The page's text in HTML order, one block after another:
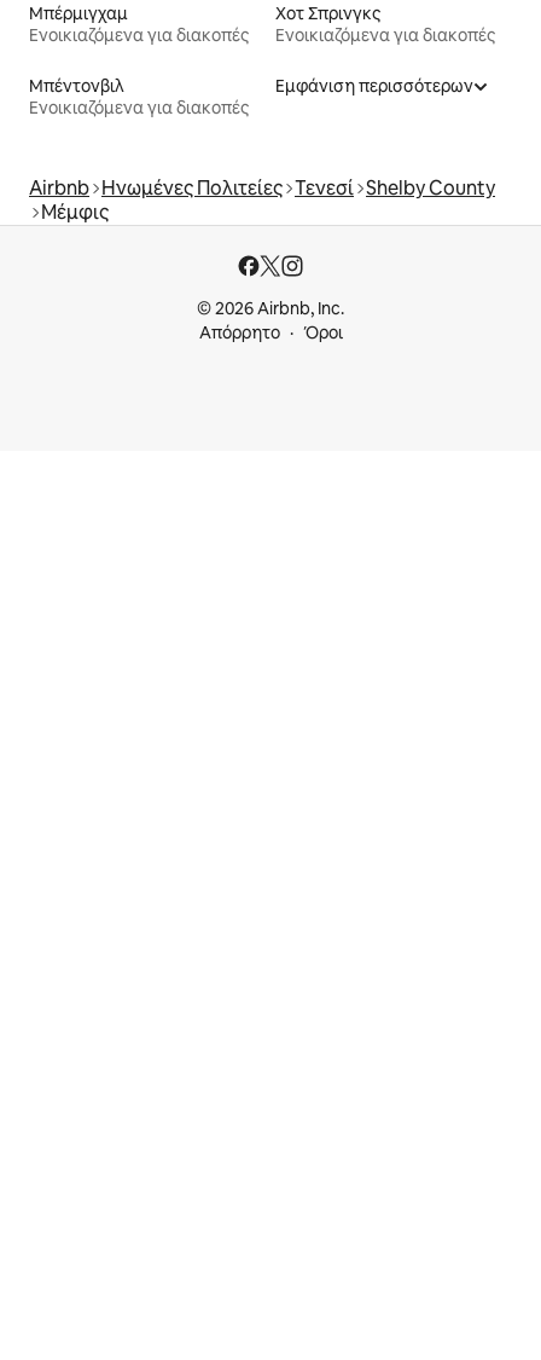
Μπέρμιγχαμ
Ενοικιαζόμενα για διακοπές
Χοτ Σπρινγκς
Ενοικιαζόμενα για διακοπές
Μπέντονβιλ
Ενοικιαζόμενα για διακοπές
Εμφάνιση περισσότερων
Airbnb Ηνωμένες Πολιτείες Τενεσί Shelby County
Μέμφις
© 2026 Airbnb, Inc.
Απόρρητο
Όροι